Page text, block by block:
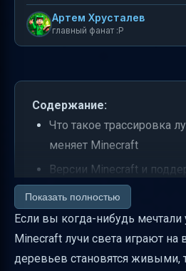
Артем Хрусталев
главный фанат :P
Содержание:
Что такое трассировка
меняет Minecraft
Версии Minecraft и
Системные требования
Подготовка ПК перед
Как включить RTX в
Edition
Показать полностью
Если вы когда-нибудь мечтали
Minecraft лучи света играют на
деревьев становятся живыми,